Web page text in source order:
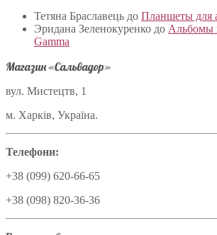
Тетяна Браславець до Планшеты для
Эридана Зеленокуренко до Альбомы
Gamma
Магазин «Сальвадор»
вул. Мистецтв, 1
м. Харків, Україна.
Телефони:
+38 (099) 620-66-65
+38 (098) 820-36-36